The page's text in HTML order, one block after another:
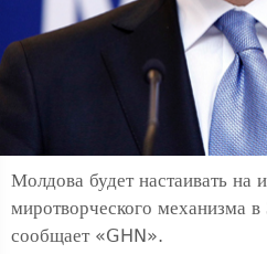
Молдова будет настаивать на
миротворческого механизма в
сообщает «GHN».